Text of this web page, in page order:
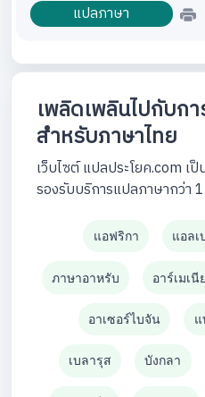
เพลิดเพลินไปกับก
สำหรับภาษาไทย
เว็บไซต์ แปลประโยค.com
รองรับบริการแปลภาษากว่า
แอฟริกา แอลเ
ภาษาอาหรับ อาร์เมเนีย
อาเซอร์ไบจัน แ
เบลารุส บังกลา